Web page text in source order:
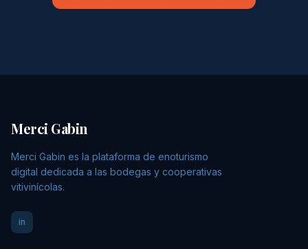
Merci Gabin
Merci Gabin es la plataforma de enoturismo
digital dedicada a las bodegas y cooperativas
vitivinícolas.
in